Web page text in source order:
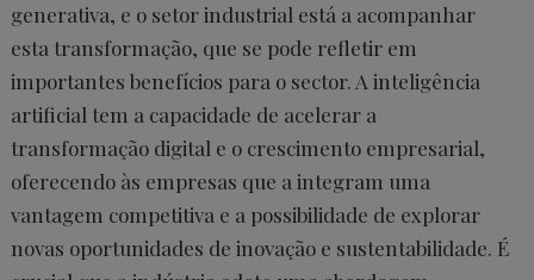
generativa, e o setor industrial está a acompanhar
esta transformação, que se pode refletir em
importantes benefícios para o sector. A inteligência
artificial tem a capacidade de acelerar a
transformação digital e o crescimento empresarial,
oferecendo às empresas que a integram uma
vantagem competitiva e a possibilidade de explorar
novas oportunidades de inovação e sustentabilidade. É